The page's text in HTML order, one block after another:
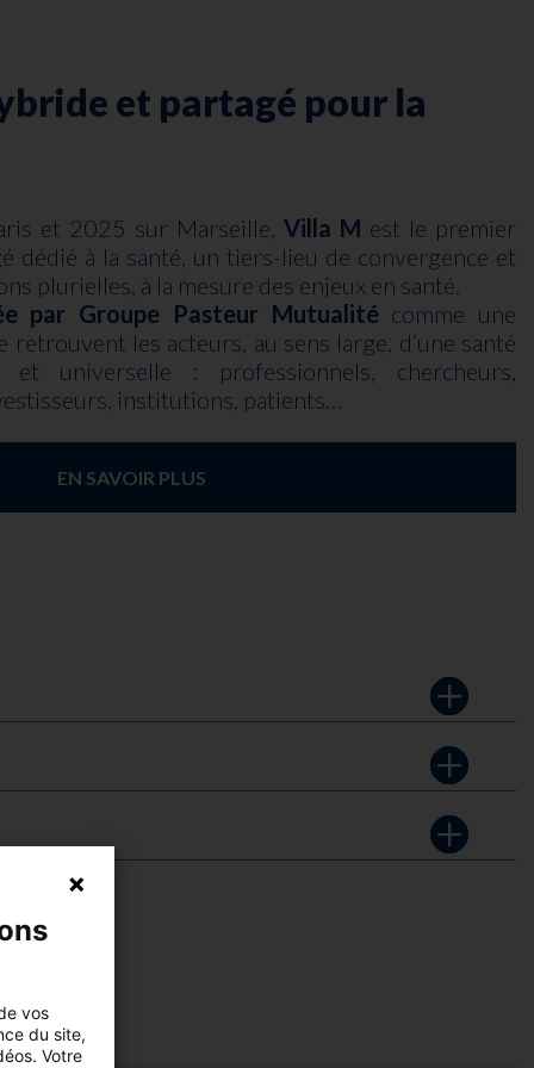
et partagé pour la
et 2025 sur Marseille,Villa M est le premier
dédié à la santé, un tiers-lieu de convergence et
plurielles, à la mesure des enjeux en santé.
par Groupe Pasteur Mutualitécomme une
les acteurs, au sens large, d’une santé
et universelle : professionnels, chercheurs,
institutions, patients…
EN SAVOIR PLUS
vos
du site,
Votre